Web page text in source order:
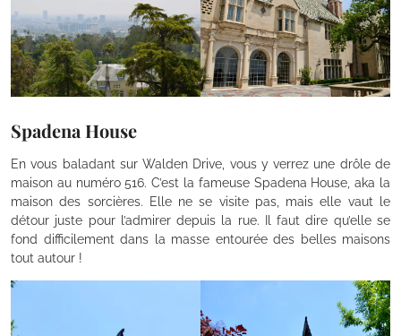
Spadena House
En vous baladant sur Walden Drive, vous y verrez une drôle de
maison au numéro 516. C’est la fameuse Spadena House, aka la
maison des sorcières. Elle ne se visite pas, mais elle vaut le
détour juste pour l’admirer depuis la rue. Il faut dire qu’elle se
fond difficilement dans la masse entourée des belles maisons
tout autour !